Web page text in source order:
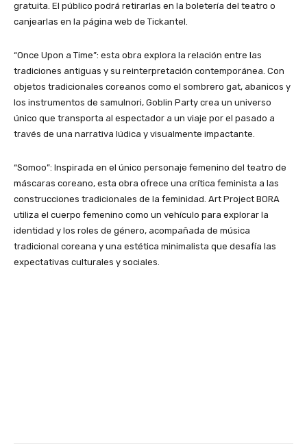
gratuita. El público podrá retirarlas en la boletería del teatro o
canjearlas en la página web de Tickantel.
“Once Upon a Time”: esta obra explora la relación entre las
tradiciones antiguas y su reinterpretación contemporánea. Con
objetos tradicionales coreanos como el sombrero gat, abanicos y
los instrumentos de samulnori, Goblin Party crea un universo
único que transporta al espectador a un viaje por el pasado a
través de una narrativa lúdica y visualmente impactante.
“Somoo”: Inspirada en el único personaje femenino del teatro de
máscaras coreano, esta obra ofrece una crítica feminista a las
construcciones tradicionales de la feminidad. Art Project BORA
utiliza el cuerpo femenino como un vehículo para explorar la
identidad y los roles de género, acompañada de música
tradicional coreana y una estética minimalista que desafía las
expectativas culturales y sociales.